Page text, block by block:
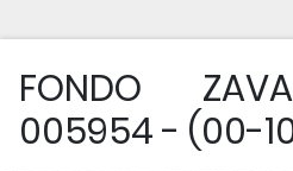
FONDO
005954 - (00-